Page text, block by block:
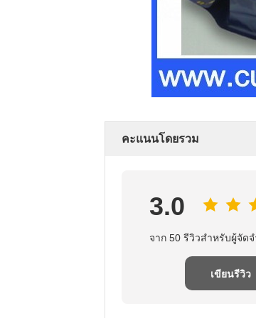
คะแนนโดยรวม
3.0
จาก 50 รีวิวสําหรับผู้จัด
เขียนรีวิว